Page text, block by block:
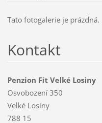
Tato fotogalerie je prázdná.
Kontakt
Penzion Fit Velké Losiny
Osvobození 350
Velké Losiny
788 15